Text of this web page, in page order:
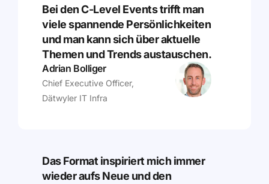
Bei den C-Level Events trifft man
viele spannende Persönlichkeiten
und man kann sich über aktuelle
Themen und Trends austauschen.
Adrian Bolliger
Chief Executive Officer,
Dätwyler IT Infra
Das Format inspiriert mich immer
wieder aufs Neue und den